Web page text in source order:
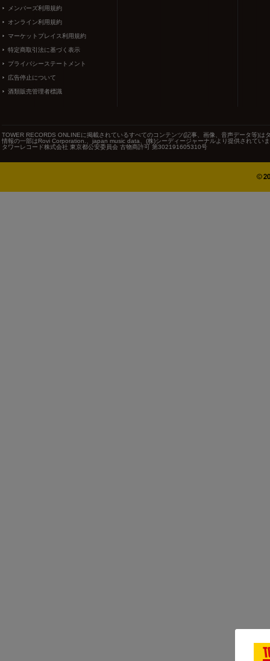
メンバーズ利用規約
オンライン利用規約
マーケットプレイス利用規約
特定商取引法に基づく表示
プライバシーステートメント
広告停止について
酒類販売管理者標識
TOWER RECORDS ONLINEに掲載されているすべてのコンテンツ(記事、画像、音声データ等)
情報の一部はRovi Corporation.、japan music data、(株)シーディージャーナルより提供されてい
タワーレコード株式会社 東京都公安委員会 古物商許可 第302191605310号